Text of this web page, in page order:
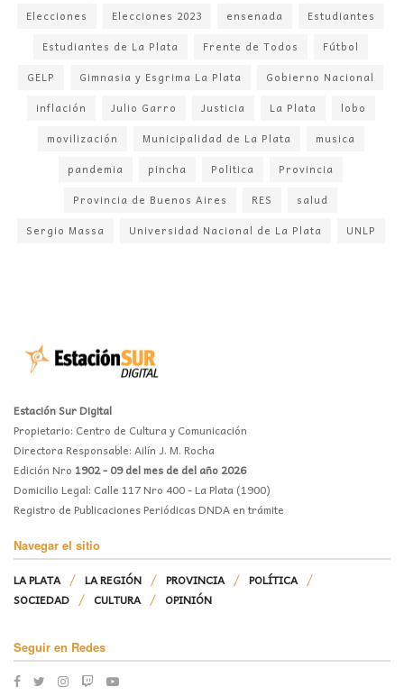
Elecciones
Elecciones 2023 ensenada
Estudiantes
Estudiantes de La Plata
Frente de Todos
Fútbol
GELP
Gimnasia y Esgrima La Plata
Gobierno Nacional
inflación
Julio Garro Justicia La Plata
lobo
movilización
Municipalidad de La Plata
musica
pandemia
pincha Politica
Provincia
Provincia de Buenos Aires
RES
salud
Sergio Massa
Universidad Nacional de La Plata UNLP
Estación Sur Digital
Propietario: Centro de Cultura y Comunicación
Directora Responsable: Ailín J. M. Rocha
Edición Nro 1902 - 09 del mes de del año 2026
Domicilio Legal: Calle 117 Nro 400 - La Plata (1900)
Registro de Publicaciones Periódicas DNDA en trámite
Navegar el sitio
LA PLATA LA REGIÓN PROVINCIA
POLÍTICA
SOCIEDAD
CULTURA OPINIÓN
Seguir en Redes